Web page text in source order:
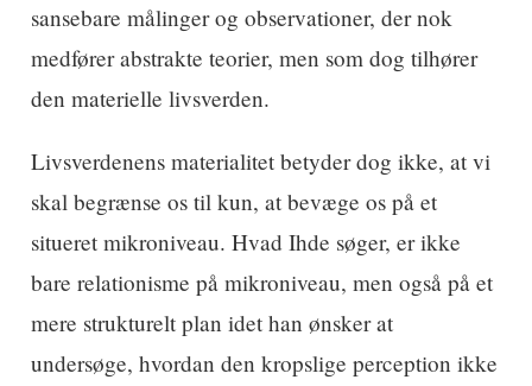
sansebare målinger og observationer, der nok
medfører abstrakte teorier, men som dog tilhører
den materielle livsverden.
Livsverdenens materialitet betyder dog ikke, at vi
skal begrænse os til kun, at bevæge os på et
situeret mikroniveau. Hvad Ihde søger, er ikke
bare relationisme på mikroniveau, men også på et
mere strukturelt plan idet han ønsker at
undersøge, hvordan den kropslige perception ikke